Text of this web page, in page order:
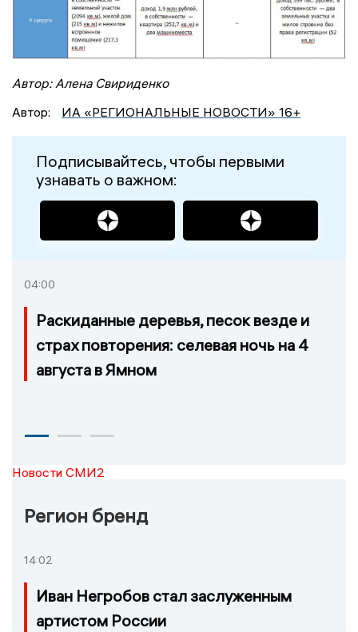
Автор: Алена Свириденко
Автор:
ИА «РЕГИОНАЛЬНЫЕ НОВОСТИ» 16+
Подписывайтесь, чтобы первыми
узнавать о важном:
04:00
Раскиданные деревья, песок везде и
страх повторения: селевая ночь на 4
августа в Ямном
Новости СМИ2
Регион бренд
14:02
Иван Негробов стал заслуженным
артистом России